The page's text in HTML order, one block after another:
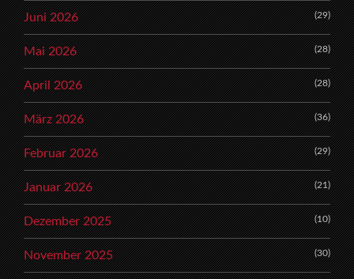
Juni 2026 (29)
Mai 2026 (28)
April 2026 (28)
März 2026 (36)
Februar 2026 (29)
Januar 2026 (21)
Dezember 2025 (10)
November 2025 (30)